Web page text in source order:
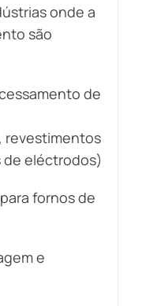
onde a
são
de
revestimentos
de eléctrodos)
fornos de
e